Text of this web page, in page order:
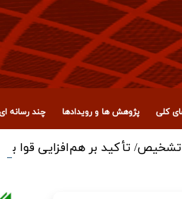
کلی پژوهش ها و رویدادها چند رسانه ای
تأکید بر هم‌افزایی قوا برای